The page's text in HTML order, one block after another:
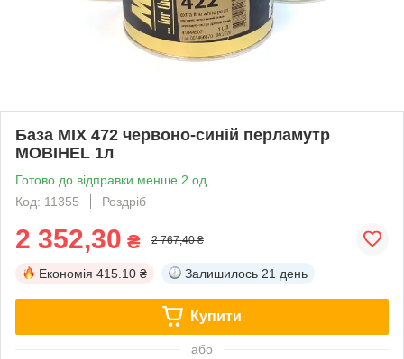
База MIX 472 червоно-синій перламутр
MOBIHEL 1л
Готово до відправки менше 2 од.
Код: 11355
Роздріб
2 352,30 ₴ 2 767,40 ₴
Економія 415.10 ₴ Залишилось 21 день
Купити
або